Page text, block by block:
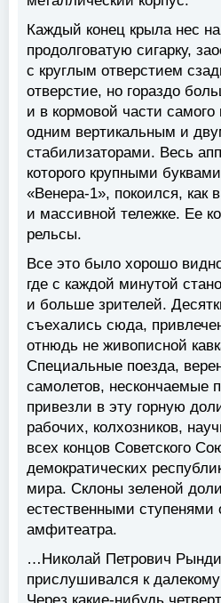
Каждый конец крыла нес
продолговатую сигарку,
с круглым отверстием
отверстие, но гораздо
и в кормовой части
одним вертикальным и
стабилизаторами. Весь
которого крупными
«Венера-1», покоился, как
и массивной тележке. Ее
рельсы.
Все это было хорошо
где с каждой минутой
и больше зрителей.
съехались сюда,
отнюдь не живописной
Специальные поезда,
самолетов, нескончаемые
привезли в эту горную
рабочих, колхозников,
всех концов Советского
демократических
мира. Склоны зеленой
естественными ступенями
амфитеатра.
…Николай Петрович
прислушивался к